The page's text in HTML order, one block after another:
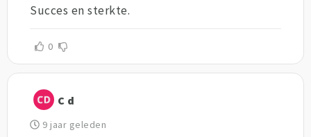
Succes en sterkte.
0
C d
9 jaar geleden